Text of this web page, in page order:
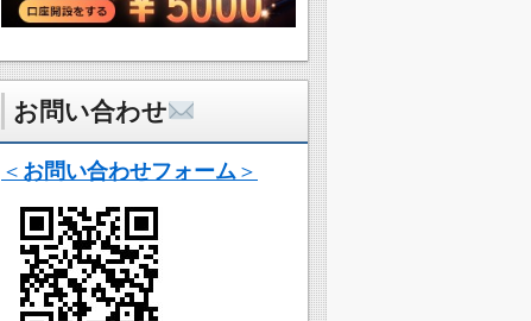
お問い合わせ
＜ お問い合わせフォーム ＞